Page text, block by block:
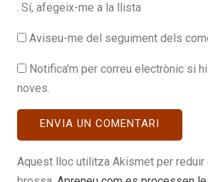
Sí, afegeix-me a la llista
Aviseu-me del seguiment dels
Notifica'm per correu electrònic si
noves.
Aquest lloc utilitza Akismet per reduir